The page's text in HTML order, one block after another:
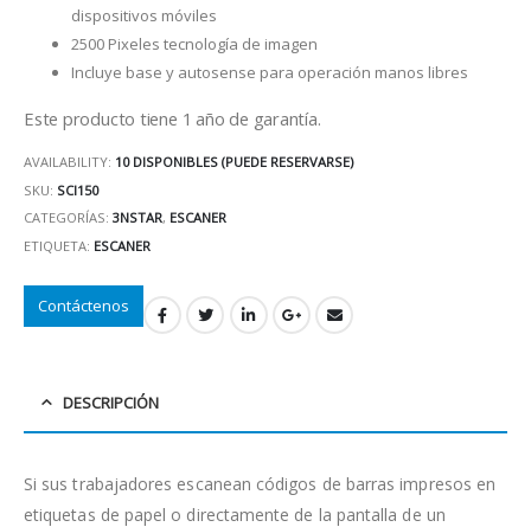
dispositivos móviles
2500 Pixeles tecnología de imagen
Incluye base y autosense para operación manos libres
Este producto tiene 1 año de garantía.
AVAILABILITY: 10 DISPONIBLES (PUEDE RESERVARSE)
SKU: SCI150
CATEGORÍAS: 3NSTAR, ESCANER
ETIQUETA: ESCANER
Contáctenos
DESCRIPCIÓN
Si sus trabajadores escanean códigos de barras impresos en
etiquetas de papel o directamente de la pantalla de un